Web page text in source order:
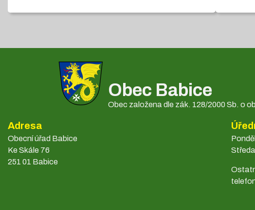
Obec Babice
Obec založena dle zák. 128/2000 Sb. o
Adresa
Obecní úřad Babice
Ke Skále 76
251 01 Babice
Středa